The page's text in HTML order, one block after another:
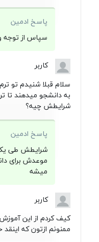
پاسخ ادمین
سپاس از توجه
کاربر
به دانشجو میدهند تا
شرایطش چیه؟
پاسخ ادمین
شرایطش طی یک
موعدش برای
میشه
کاربر
کیف کردم از این
ممنونم ازتون که